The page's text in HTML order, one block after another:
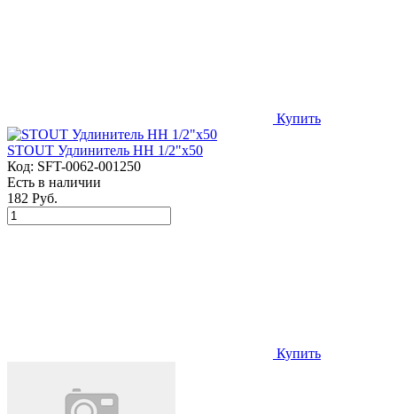
Купить
STOUT Удлинитель НН 1/2"x50
Код: SFT-0062-001250
Есть в наличии
182 Руб.
Купить